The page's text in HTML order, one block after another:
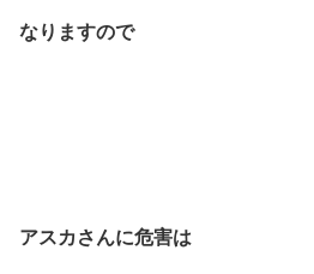
なりますので
アスカさんに危害は